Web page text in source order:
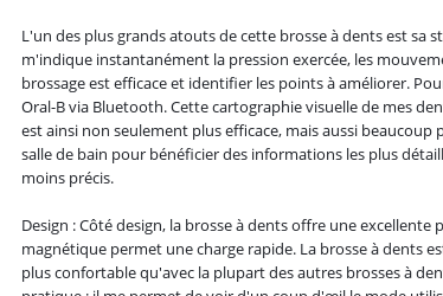
L'un des plus grands atouts de cette brosse à dents est sa
m'indique instantanément la pression exercée, les
brossage est efficace et identifier les points à améliorer.
Oral-B via Bluetooth. Cette cartographie visuelle de mes
est ainsi non seulement plus efficace, mais aussi
salle de bain pour bénéficier des informations les plus
moins précis.
Design : Côté design, la brosse à dents offre une
magnétique permet une charge rapide. La brosse à dents
plus confortable qu'avec la plupart des autres brosses à